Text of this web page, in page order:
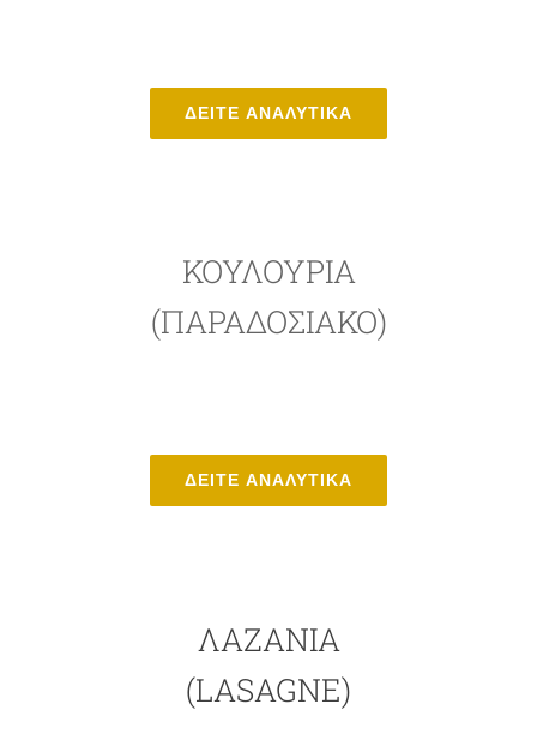
ΔΕΙΤΕ ΑΝΑΛΥΤΙΚΑ
ΚΟΥΛΟΥΡΊΑ
(ΠΑΡΑΔΟΣΙΑΚΌ)
ΔΕΙΤΕ ΑΝΑΛΥΤΙΚΑ
ΛΑΖΆΝΙΑ
(LASAGNE)